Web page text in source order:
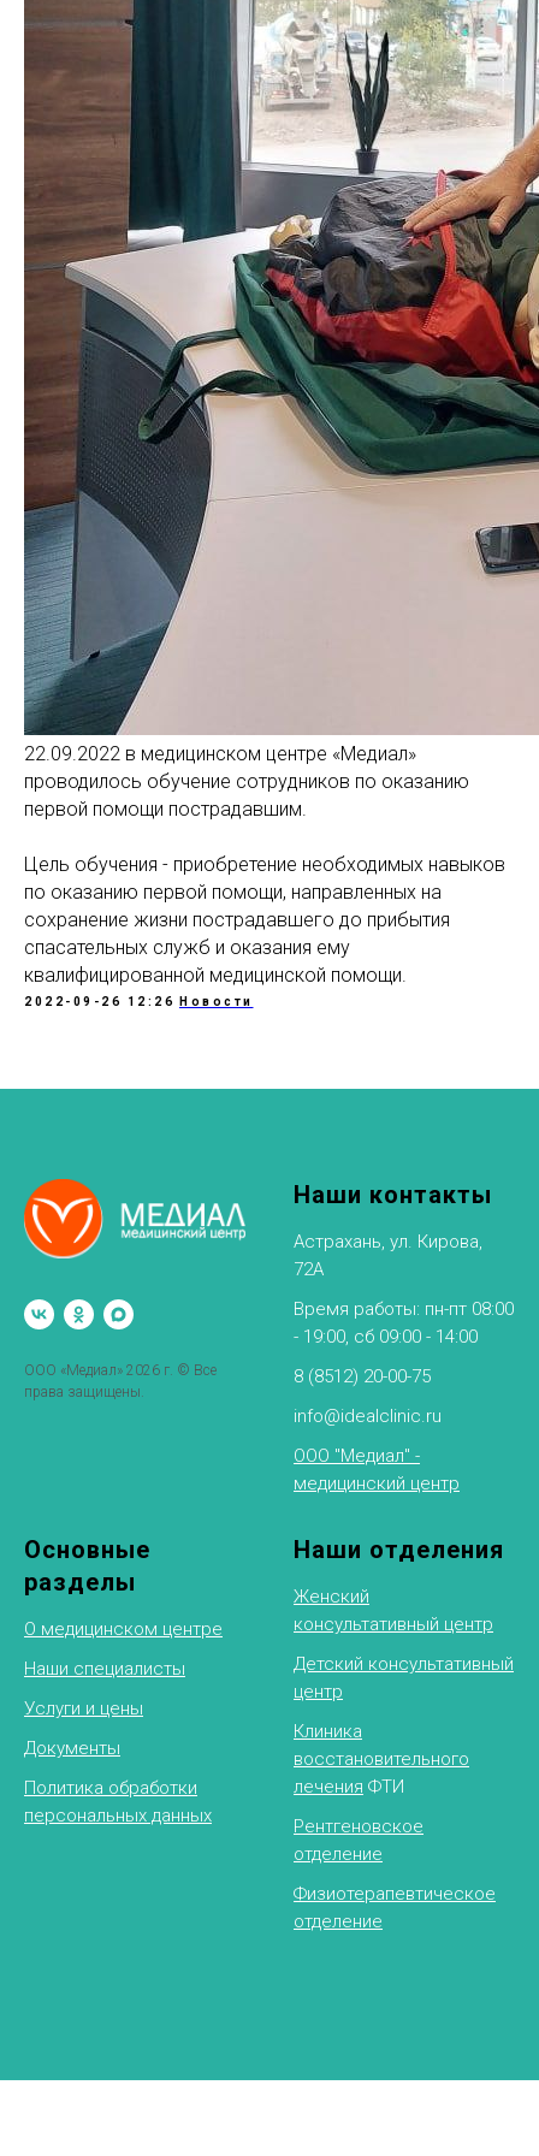
22.09.2022 в медицинском центре «Медиал»
проводилось обучение сотрудников по оказанию
первой помощи пострадавшим.
Цель обучения - приобретение необходимых навыков
по оказанию первой помощи, направленных на
сохранение жизни пострадавшего до прибытия
спасательных служб и оказания ему
квалифицированной медицинской помощи.
2022-09-26 12:26 Новости
ООО «Медиал» 2026 г. © Все
права защищены.
Наши контакты
Астрахань, ул. Кирова,
72А
Время работы: пн-пт 08:00
- 19:00, сб 09:00 - 14:00
8 (8512) 20-00-75
info@idealclinic.ru
ООО "Медиал" -
медицинский центр
Основные
разделы
О медицинском центре
Наши специалисты
Услуги и цены
Документы
Политика обработки
персональных данных
Наши отделения
Женский
консультативный центр
Детский консультативный
центр
Клиника
восстановительного
лечения ФТИ
Рентгеновское
отделение
Физиотерапевтическое
отделение